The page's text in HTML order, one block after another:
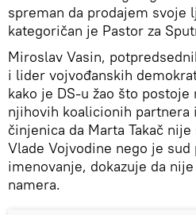
spreman da prodajem svoje
kategoričan je Pastor za
Miroslav Vasin,
i lider vojvođanskih
kako je DS-u žao što
njihovih koalicionih partnera
činjenica da Marta Takač
Vlade Vojvodine nego je
imenovanje, dokazuje da
namera.